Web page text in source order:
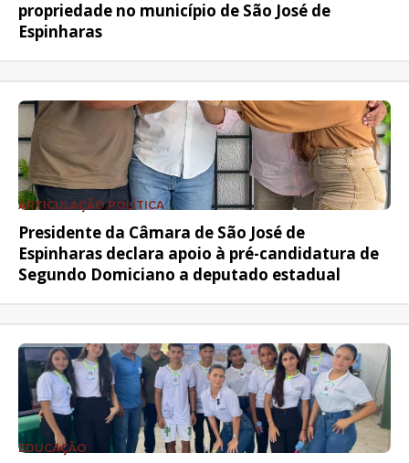
propriedade no município de São José de
Espinharas
ARTICULAÇÃO POLÍTICA
Presidente da Câmara de São José de
Espinharas declara apoio à pré-candidatura de
Segundo Domiciano a deputado estadual
EDUCAÇÃO